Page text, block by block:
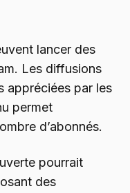
lancer des
Les diffusions
appréciées par les
permet
d’abonnés.
pourrait
des